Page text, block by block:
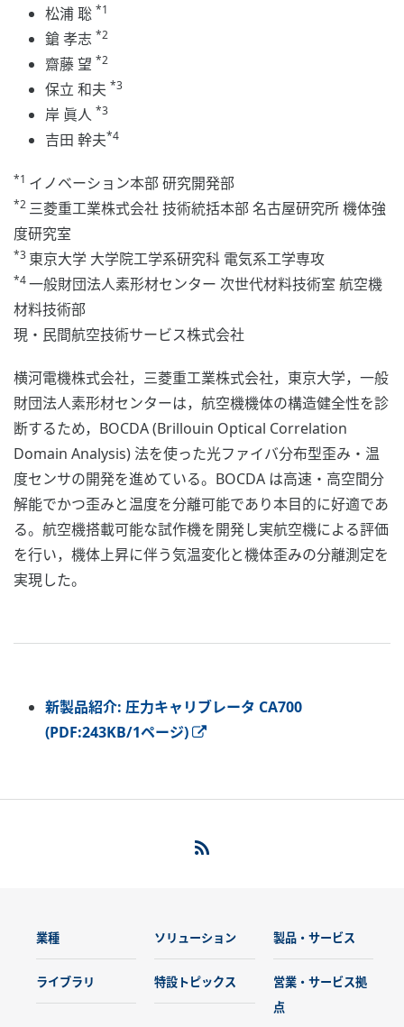
松浦 聡 *1
鎗 孝志 *2
齋藤 望 *2
保立 和夫 *3
岸 眞人 *3
吉田 幹夫*4
*1 イノベーション本部 研究開発部
*2 三菱重工業株式会社 技術統括本部 名古屋研究所 機体強
度研究室
*3 東京大学 大学院工学系研究科 電気系工学専攻
*4一般財団法人素形材センター 次世代材料技術室 航空機
材料技術部
現・民間航空技術サービス株式会社
横河電機株式会社，三菱重工業株式会社，東京大学，一般
財団法人素形材センターは，航空機機体の構造健全性を診
断するため，BOCDA (Brillouin Optical Correlation
Domain Analysis) 法を使った光ファイバ分布型歪み・温
度センサの開発を進めている。BOCDA は高速・高空間分
解能でかつ歪みと温度を分離可能であり本目的に好適であ
る。航空機搭載可能な試作機を開発し実航空機による評価
を行い，機体上昇に伴う気温変化と機体歪みの分離測定を
実現した。
新製品紹介: 圧力キャリブレータ CA700
(PDF:243KB/1ページ)
業種 ソリューション 製品・サービス
ライブラリ 特設トピックス
営業・サービス拠
点